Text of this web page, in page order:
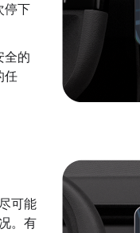
停下
全的
任
可能
。有